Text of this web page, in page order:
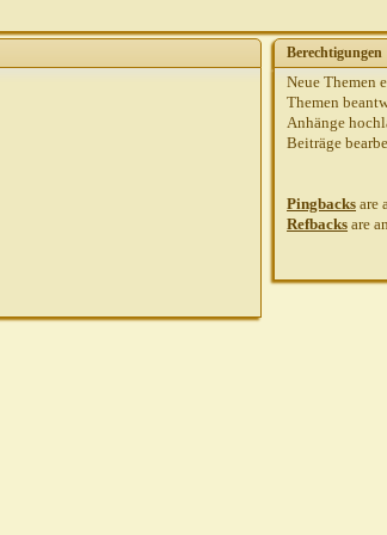
Berechtigungen
Neue Themen
Themen
Anhänge
Beiträge
Pingbacks are
Refbacks arean